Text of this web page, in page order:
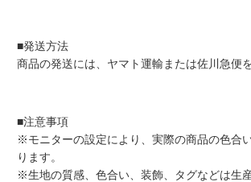
■発送方法
商品の発送には、ヤマト運輸または佐川急便
■注意事項
※モニターの設定により、実際の商品の色合
ります。
※生地の質感、色合い、装飾、タグなどは生